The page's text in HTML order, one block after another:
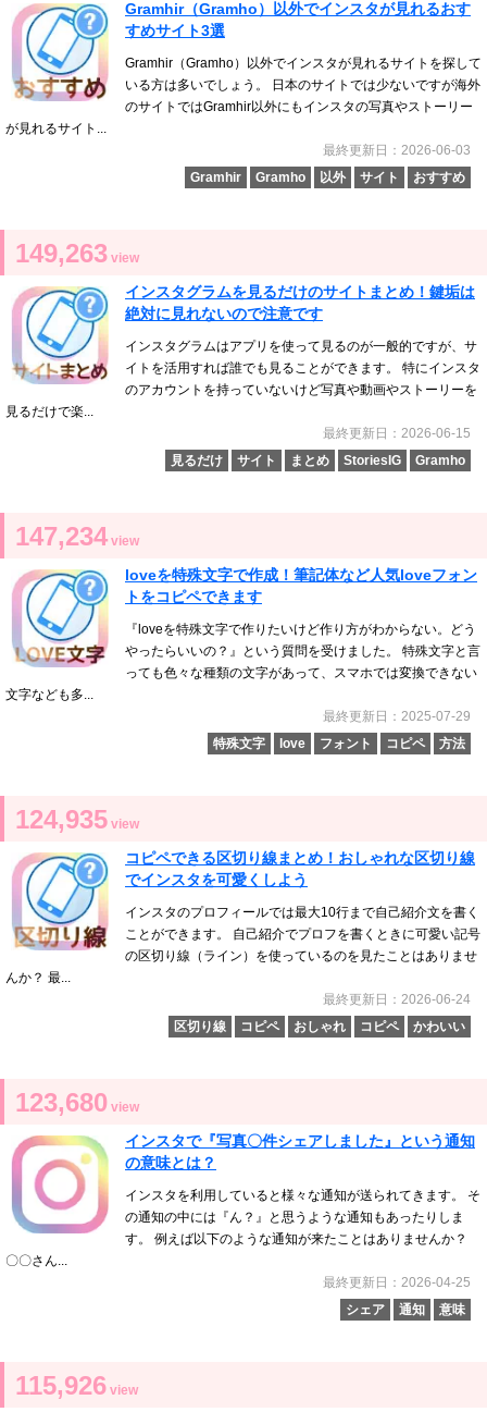
Gramhir（Gramho）以外でインスタが見れるおす
すめサイト3選
Gramhir（Gramho）以外でインスタが見れるサイトを探して
いる方は多いでしょう。 日本のサイトでは少ないですが海外
のサイトではGramhir以外にもインスタの写真やストーリー
が見れるサイト...
最終更新日：2026-06-03
Gramhir
Gramho 以外 サイト おすすめ
149,263 view
インスタグラムを見るだけのサイトまとめ！鍵垢は
絶対に見れないので注意です
インスタグラムはアプリを使って見るのが一般的ですが、サ
イトを活用すれば誰でも見ることができます。 特にインスタ
のアカウントを持っていないけど写真や動画やストーリーを
見るだけで楽...
最終更新日：2026-06-15
見るだけ
サイト まとめ StoriesIG Gramho
147,234 view
loveを特殊文字で作成！筆記体など人気loveフォン
トをコピペできます
『loveを特殊文字で作りたいけど作り方がわからない。どう
やったらいいの？』という質問を受けました。 特殊文字と言
っても色々な種類の文字があって、スマホでは変換できない
文字なども多...
最終更新日：2025-07-29
特殊文字
love フォント コピペ 方法
124,935 view
コピペできる区切り線まとめ！おしゃれな区切り線
でインスタを可愛くしよう
インスタのプロフィールでは最大10行まで自己紹介文を書く
ことができます。 自己紹介でプロフを書くときに可愛い記号
の区切り線（ライン）を使っているのを見たことはありませ
んか？ 最...
最終更新日：2026-06-24
区切り線
コピペ おしゃれ コピペ かわいい
123,680 view
インスタで『写真〇件シェアしました』という通知
の意味とは？
インスタを利用していると様々な通知が送られてきます。 そ
の通知の中には『ん？』と思うような通知もあったりしま
す。 例えば以下のような通知が来たことはありませんか？
〇〇さん...
最終更新日：2026-04-25
シェア
通知 意味
115,926 view